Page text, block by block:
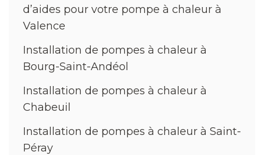
d’aides pour votre pompe à chaleur à
Valence
Installation de pompes à chaleur à
Bourg-Saint-Andéol
Installation de pompes à chaleur à
Chabeuil
Installation de pompes à chaleur à Saint-
Péray